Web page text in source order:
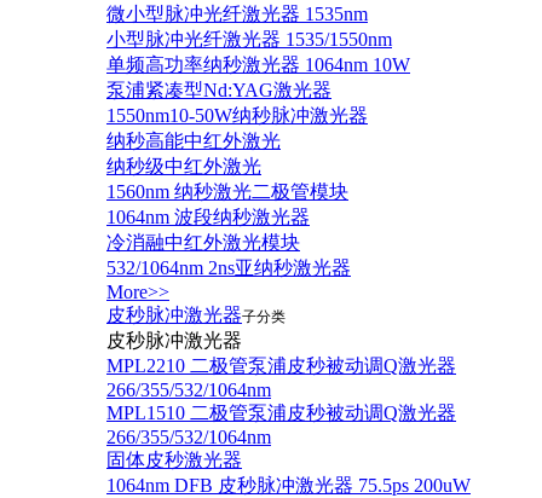
微小型脉冲光纤激光器 1535nm
小型脉冲光纤激光器 1535/1550nm
单频高功率纳秒激光器 1064nm 10W
泵浦紧凑型Nd:YAG激光器
1550nm10-50W纳秒脉冲激光器
纳秒高能中红外激光
纳秒级中红外激光
1560nm 纳秒激光二极管模块
1064nm 波段纳秒激光器
冷消融中红外激光模块
532/1064nm 2ns亚纳秒激光器
More>>
皮秒脉冲激光器子分类
皮秒脉冲激光器
​MPL2210 二极管泵浦皮秒被动调Q激光器
266/355/532/1064nm
MPL1510 二极管泵浦皮秒被动调Q激光器
266/355/532/1064nm
固体皮秒激光器
1064nm DFB 皮秒脉冲激光器 75.5ps 200uW